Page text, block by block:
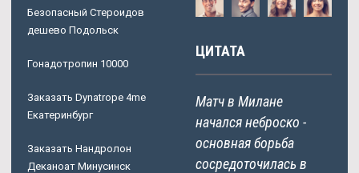
Безопасный Стероидов
дешево Подольск
Гонадотропин 10000
Заказать Dynatrope 4me
Екатеринбург
Заказать Нандролон
Деканоат Минусинск
ЦИТАТА
Матч в Милане
начался неброско -
основная борьба
сосредоточилась в